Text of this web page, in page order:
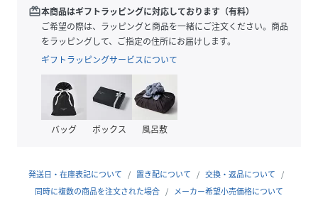
■Styling
デニムやイージーパンツと合わせたラフなスタイルはもちろ
スラックスやナロースカートと合わせたきれいめな着こなし
もおすすめ。
前だけインしてメリハリをつけたり、羽織りとして軽く取り
入れるのも◎。
オンオフ問わず幅広いシーンで活躍します。
落ち感のあるなめらかな素材を使用。
さらっとした肌触りで肌離れが良く、暑い季節にも快適な着
redeem本商品はギフトラッピングに対応しております（有料）
ご希望の際は、ラッピングと商品を一緒にご注文ください。商品
をラッピングして、ご指定の住所にお届けします。
ギフトラッピングサービスについて
バッグ ボックス 風呂敷
発送日・在庫表記について 置き配について
交換・返品について
同時に複数の商品を注文された場合
メーカー希望小売価格について